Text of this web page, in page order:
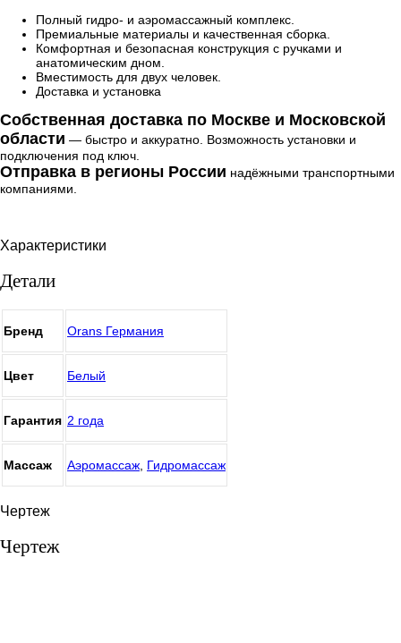
Полный гидро- и аэромассажный комплекс.
Премиальные материалы и качественная сборка.
Комфортная и безопасная конструкция с ручками и
анатомическим дном.
Вместимость для двух человек.
Доставка и установка
Собственная доставка по Москве и Московской
области — быстро и аккуратно. Возможность установки и
подключения под ключ.
Отправка в регионы России надёжными транспортными
компаниями.
Характеристики
Детали
Бренд Orans Германия
Цвет Белый
Гарантия 2 года
Массаж Аэромассаж Гидромассаж
Чертеж
Чертеж